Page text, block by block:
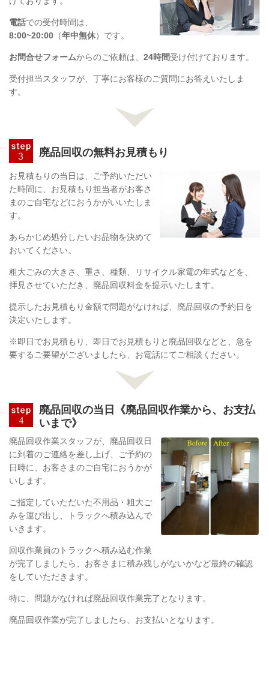
電話での受付時間は、
8:00~20:00 （年中無休）です。
お問合せフォームからのご依頼は、 24時間受け付けております。
受付担当スタッフが、丁寧にお客様のご質問にお答えいたしま
す。
廃品回収の無料お見積もり
お見積もりの当日は、ご予約いただい
た時間に、お見積もり担当者がお客さ
まのご自宅などにおうかがいいたしま
す。
あらかじめ処分したいお品物を決めて
おいてください。
粗大ごみの大きさ、重さ、種類、リサイクル家電の年式などを、
拝見させていただき、廃品回収料金を提示いたします。
提示したお見積もり金額で問題がなければ、廃品回収の予約日を
決定いたします。
※即日でお見積もり、即日でお見積もりと廃品回収などと、急を
要するご要望がございましたら、お電話にてご相談ください。
廃品回収の当日《廃品回収作業から、お支払
いまで》
廃品回収作業スタッフが、廃品回収日
に到着のご連絡を差し上げ、ご予約の
日時に、お客さまのご自宅におうかが
いします。
ご指定していただいた不用品・粗大ご
みを運び出し、トラックへ積み込んで
いきます。
回収作業員のトラックへ積み込む作業
が完了しましたら、お客さまに積み残しがないかなど最終の確認
をしていただきます。
特に、問題がなければ廃品回収作業完了となります。
廃品回収作業が完了しましたら、お支払いとなります。